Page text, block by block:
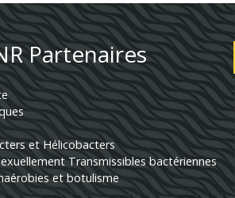
Partenaires
et Hélicobacters
Transmissibles bactériennes
et botulisme